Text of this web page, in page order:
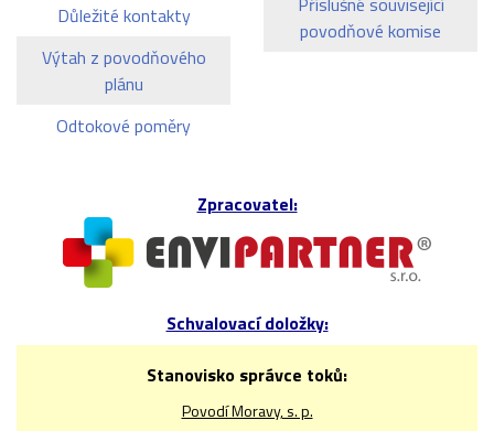
Důležité kontakty
Výtah z povodňového
plánu
Odtokové poměry
povodňové komise
Zpracovatel:
Schvalovací doložky:
Stanovisko správce toků:
Povodí Moravy, s. p.